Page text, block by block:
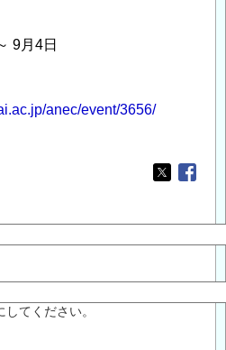
9月4日
anec/event/3656/
Opens in
てください。